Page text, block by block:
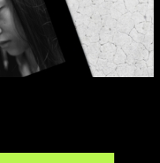
Sponsored post